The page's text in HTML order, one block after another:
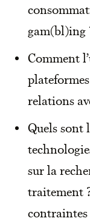
gam(bl)ing
Comment
relations
Quels sont
sur la
traitement
contraintes